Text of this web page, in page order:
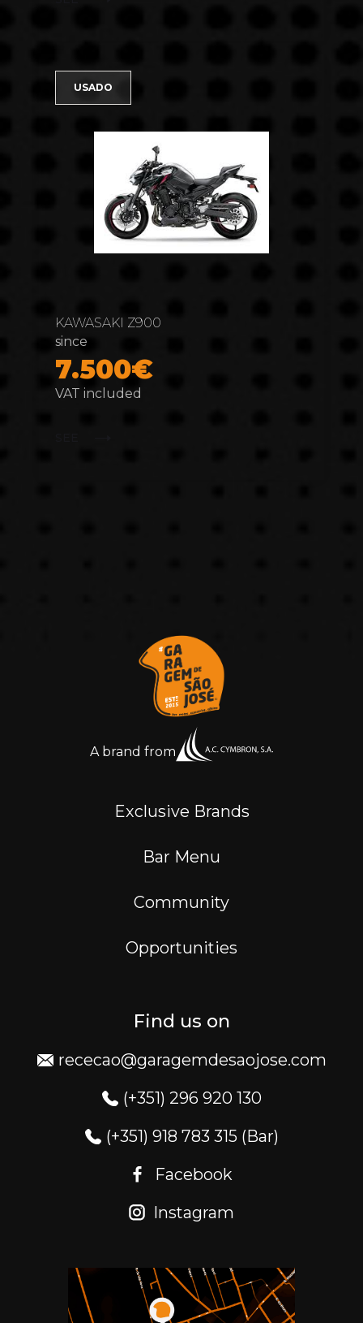
USADO
KAWASAKI Z900
since
7.500€
VAT included
A brand from
Exclusive Brands
Bar Menu
Community
Opportunities
Find us on
rececao@garagemdesaojose.com
(+351) 296 920 130
(+351) 918 783 315 (Bar)
Facebook
Instagram